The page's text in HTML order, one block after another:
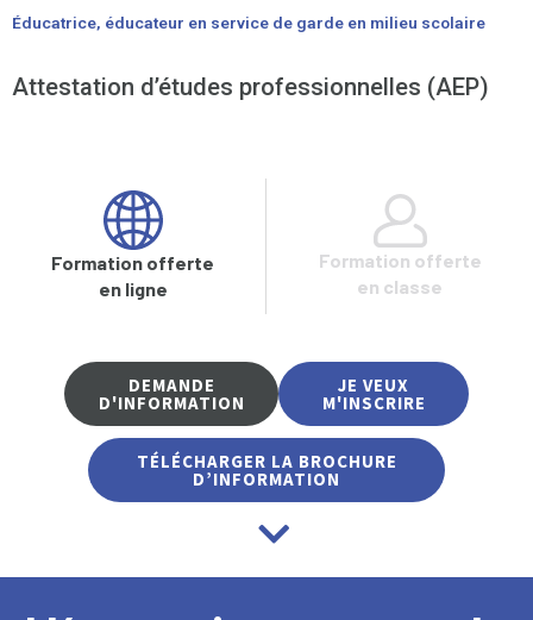
Éducatrice, éducateur en service de garde en milieu scolaire
Attestation d’études professionnelles (AEP)
Formation offerte
en ligne
Formation offerte
en classe
DEMANDE
D'INFORMATION
JE VEUX
M'INSCRIRE
TÉLÉCHARGER LA BROCHURE
D’INFORMATION